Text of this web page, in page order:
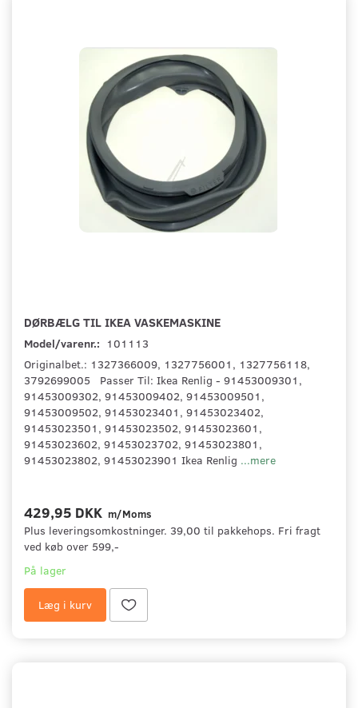
DØRBÆLG TIL IKEA VASKEMASKINE
Model/varenr.: 101113
Originalbet.: 1327366009, 1327756001, 1327756118,
3792699005 Passer Til: Ikea Renlig - 91453009301,
91453009302, 91453009402, 91453009501,
91453009502, 91453023401, 91453023402,
91453023501, 91453023502, 91453023601,
91453023602, 91453023702, 91453023801,
91453023802, 91453023901 Ikea Renlig ...mere
429,95 DKK m/Moms
Plus leveringsomkostninger. 39,00 til pakkehops. Fri fragt
ved køb over 599,-
På lager
Læg i kurv